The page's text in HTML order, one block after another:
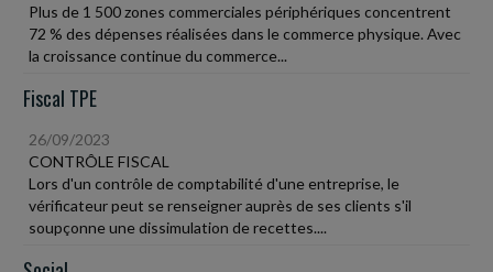
Plus de 1 500 zones commerciales périphériques concentrent
72 % des dépenses réalisées dans le commerce physique. Avec
la croissance continue du commerce...
Fiscal TPE
26/09/2023
CONTRÔLE FISCAL
Lors d'un contrôle de comptabilité d'une entreprise, le
vérificateur peut se renseigner auprès de ses clients s'il
soupçonne une dissimulation de recettes....